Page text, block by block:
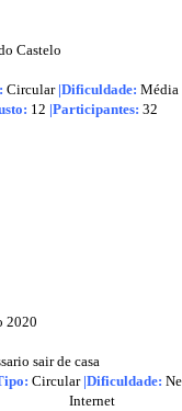
Castelo
Circular |Dificuldade: Média
12 |Participantes: 32
2020
sair de casa
Circular |Dificuldade: